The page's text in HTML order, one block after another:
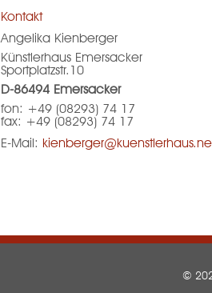
Kontakt
Angelika Kienberger
Künstlerhaus Emersacker
Sportplatzstr.10
D-86494 Emersacker
fon: +49 (08293) 74 17
fax: +49 (08293) 74 17
E-Mail:
©